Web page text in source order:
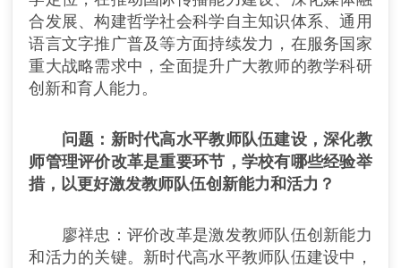
合发展、构建哲学社会科学自主知识体系、通用
语言文字推广普及等方面持续发力，在服务国家
重大战略需求中，全面提升广大教师的教学科研
创新和育人能力。
问题：新时代高水平教师队伍建设，深化教
师管理评价改革是重要环节，学校有哪些经验举
措，以更好激发教师队伍创新能力和活力？
廖祥忠：评价改革是激发教师队伍创新能力
和活力的关键。新时代高水平教师队伍建设中，